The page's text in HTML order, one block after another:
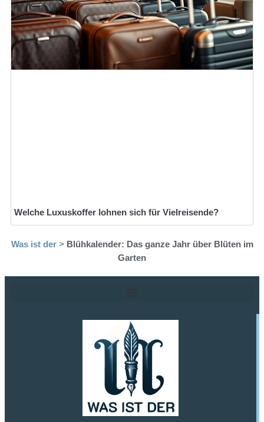
Welche Luxuskoffer lohnen sich für Vielreisende?
Was ist der> Blühkalender: Das ganze Jahr über Blüten im
Garten